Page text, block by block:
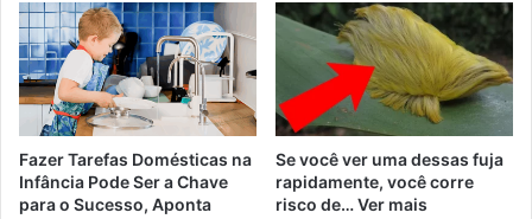
Fazer Tarefas Domésticas na
Infância Pode Ser a Chave
para o Sucesso, Aponta
Se você ver uma dessas fuja
rapidamente, você corre
risco de… Ver mais